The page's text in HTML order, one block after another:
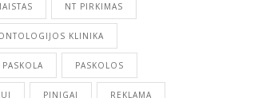
NT PIRKIMAS
KLINIKA
PASKOLA PASKOLOS
PINIGAI REKLAMA